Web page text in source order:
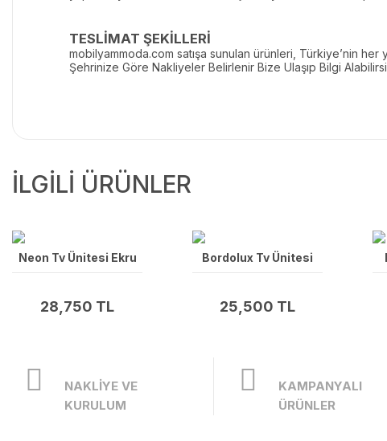
TESLİMAT ŞEKİLLERİ
mobilyammoda.com satışa sunulan ürünleri, Türkiye’nin
Şehrinize Göre Nakliyeler Belirlenir Bize Ulaşıp Bilgi
İLGİLİ ÜRÜNLER
Neon Tv Ünitesi Ekru
28,750 TL
Bordolux Tv Ünitesi
25,500 TL
NAKLİYE VE
KURULUM
KAMPANYALI
ÜRÜNLER